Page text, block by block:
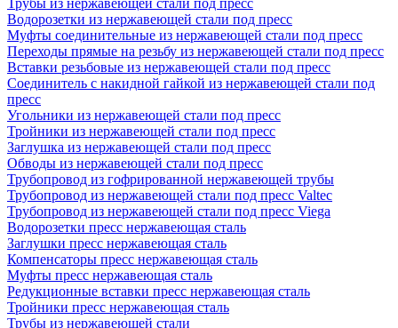
Водорозетки из нержавеющей стали под пресс
Муфты соединительные из нержавеющей стали под пресс
Переходы прямые на резьбу из нержавеющей стали под пресс
Вставки резьбовые из нержавеющей стали под пресс
Соединитель с накидной гайкой из нержавеющей стали под
пресс
Угольники из нержавеющей стали под пресс
Тройники из нержавеющей стали под пресс
Заглушка из нержавеющей стали под пресс
Обводы из нержавеющей стали под пресс
Трубопровод из гофрированной нержавеющей трубы
Трубопровод из нержавеющей стали под пресс Valtec
Трубопровод из нержавеющей стали под пресс Viega
Водорозетки пресс нержавеющая сталь
Заглушки пресс нержавеющая сталь
Компенсаторы пресс нержавеющая сталь
Муфты пресс нержавеющая сталь
Редукционные вставки пресс нержавеющая сталь
Тройники пресс нержавеющая сталь
Трубы из нержавеющей стали